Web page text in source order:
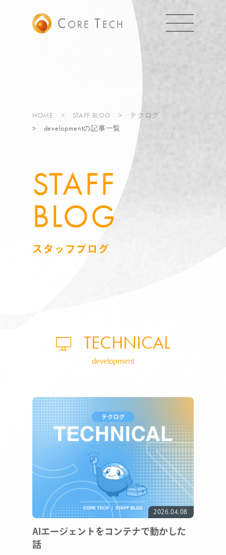
HOME STAFF BLOG
テクログ
developmentの記事一覧
STAFF
BLOG
スタッフブログ
TECHNICAL
development
2026.04.08
AIエージェントをコンテナで動かした
話